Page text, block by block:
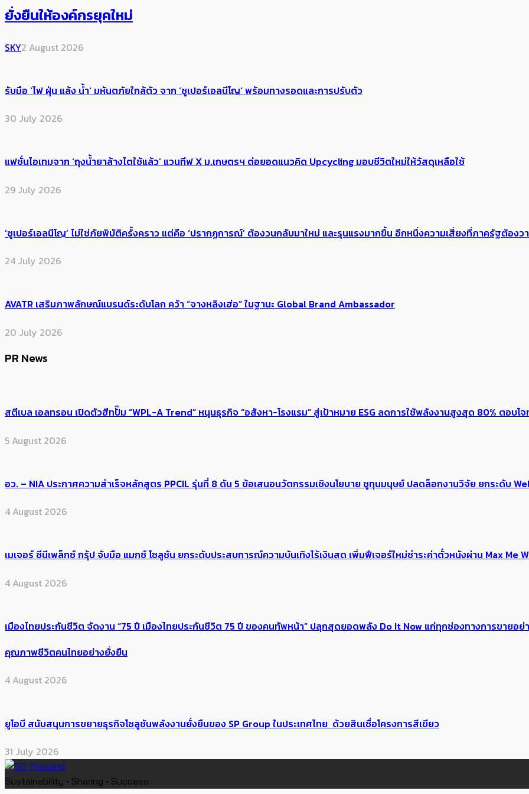
ยั่งยืนให้องค์กรยุคใหม่
SKY2 August 2026
รับมือ ‘ไฟ ฝุ่น แล้ง น้ำ’ มหันตภัยใกล้ตัว จาก ‘ซูเปอร์เอลนีโญ’ พร้อมทางรอดและการปรับตัว
30 July 2026
แฟชั่นไอเทมจาก ‘ถุงน้ำยาล้างไตใช้แล้ว’ แวนทีฟ X ม.เกษตรฯ ต่อยอดแนวคิด Upcycling มอบชีวิตใหม่ให้วัสดุเหลือใช้
29 July 2026
‘ซูเปอร์เอลนีโญ’ ไม่ใช่ภัยพิบัติครั้งคราว แต่คือ ‘ปรากฏการณ์’ ​ต้อง​วนกลับมาใหม่ และรุนแรงมากขึ้น อีกหนึ่งความเสี่ยงที่ภาครัฐต้อง
24 July 2026
AVATR เสริมภาพลักษณ์แบรนด์ระดับโลก คว้า “จางหลิงเฮ่อ” ในฐานะ Global Brand Ambassador
20 July 2026
PR News
สตีเบล เอลทรอน เปิดตัวฮีทปั๊ม “WPL-A Trend” หนุนธุรกิจ “อสังหา-โรงแรม” สู่เป้าหมาย ESG ลดการใช้พลังงานสูงสุด 80% ตอบโ
5 August 2026
อว. – NIA ประกาศความสำเร็จหลักสูตร PPCIL รุ่นที่ 8 ดัน 5 ข้อเสนอนวัตกรรมเชิงนโยบาย ชูทุนมนุษย์ ปลดล็อกงานวิจัย ยกระดับ
4 August 2026
เมเจอร์ ซีนีเพล็กซ์ กรุ้ป จับมือ แมกซ์ โซลูชัน ยกระดับประสบการณ์ความบันเทิงไร้เงินสด เพิ่มฟีเจอร์ใหม่ชำระค่าตั๋วหนังผ่าน Max
4 August 2026
เมืองไทยประกันชีวิต จัดงาน “75 ปี เมืองไทยประกันชีวิต 75 ปี ของคนทัพหน้า” ปลุกสุดยอดพลัง Do It Now แก่ทุกช่องทางการขาย
คุณภาพชีวิตคนไทยอย่างยั่งยืน
4 August 2026
ยูโอบี สนับสนุนการขยายธุรกิจโซลูชันพลังงานยั่งยืนของ SP Group ในประเทศไทย ด้วยสินเชื่อโครงการสีเขียว
31 July 2026
Sustainability • Sharing • Success